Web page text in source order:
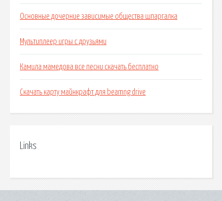
Основные дочерние зависимые общества шпаргалка
Мультиплеер игры с друзьями
Камила мамедова все песни скачать бесплатно
Скачать карту майнкрафт для beamng drive
Links